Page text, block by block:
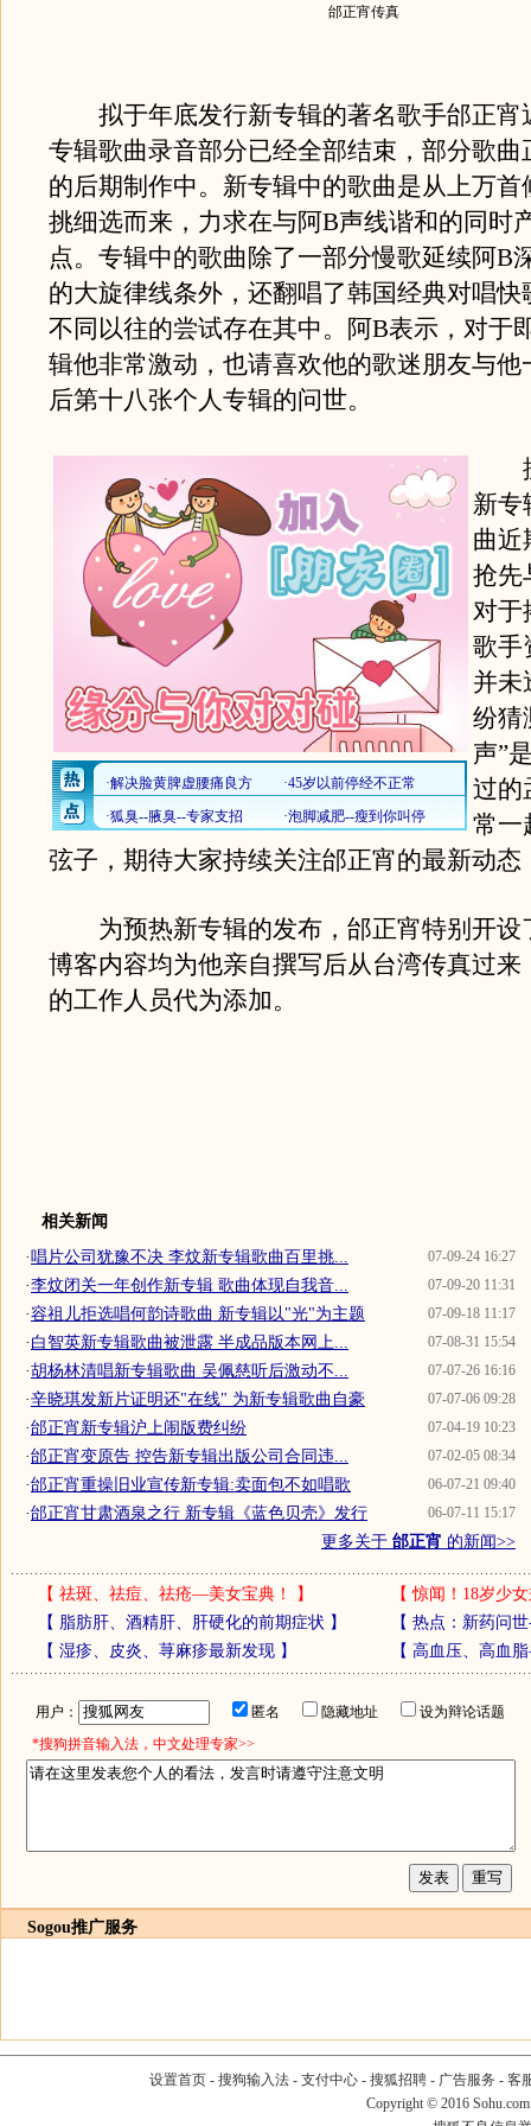
邰正宵传真
拟于年底发行新专辑的著名歌手邰正宵
专辑歌曲录音部分已经全部结束，部分歌曲
的后期制作中。新专辑中的歌曲是从上万首
挑细选而来，力求在与阿B声线谐和的同时
点。专辑中的歌曲除了一部分慢歌延续阿B
的大旋律线条外，还翻唱了韩国经典对唱快
不同以往的尝试存在其中。阿B表示，对于
辑他非常激动，也请喜欢他的歌迷朋友与他
后第十八张个人专辑的问世。
据
新专
曲近
抢先
对于
歌手
并未
纷猜
声”
过的
常一
弦子，期待大家持续关注邰正宵的最新动态
为预热新专辑的发布，邰正宵特别开设
博客内容均为他亲自撰写后从台湾传真过来
的工作人员代为添加。
相关新闻
07-09-24 16:27
·唱片公司犹豫不决 李炆新专辑歌曲百里挑...
07-09-20 11:31
·李炆闭关一年创作新专辑 歌曲体现自我音...
07-09-18 11:17
·容祖儿拒选唱何韵诗歌曲 新专辑以"光"为主题
07-08-31 15:54
·白智英新专辑歌曲被泄露 半成品版本网上...
07-07-26 16:16
·胡杨林清唱新专辑歌曲 吴佩慈听后激动不...
07-07-06 09:28
·辛晓琪发新片证明还"在线" 为新专辑歌曲自豪
07-04-19 10:23
·邰正宵新专辑沪上闹版费纠纷
07-02-05 08:34
·邰正宵变原告 控告新专辑出版公司合同违...
06-07-21 09:40
·邰正宵重操旧业宣传新专辑:卖面包不如唱歌
06-07-11 15:17
·邰正宵甘肃酒泉之行 新专辑《蓝色贝壳》发行
更多关于 邰正宵 的新闻>>
【 祛斑、祛痘、祛疮—美女宝典！ 】 【惊闻！18岁少
【 脂肪肝、酒精肝、肝硬化的前期症状 】 【 热点：新药问
【 湿疹、皮炎、荨麻疹最新发现】 【 高血压、高血
用户： 匿名 隐藏地址
设为辩论话题
*搜狗拼音输入法，中文处理专家>>
Sogou推广服务
设置首页- 搜狗输入法- 支付中心- 搜狐招聘- 广告服务 - 客
Copyright © 2016